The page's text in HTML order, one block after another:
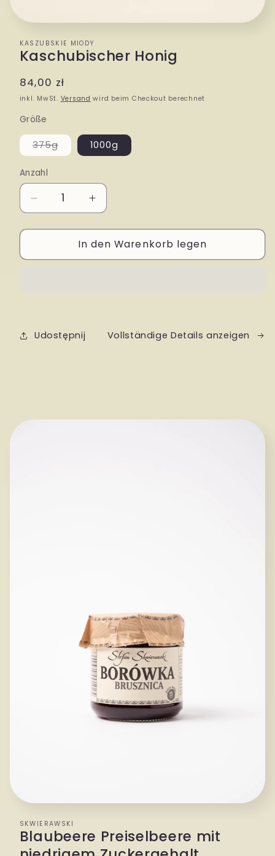
KASZUBSKIE MIODY
Kaschubischer Honig
Normaler
Preis
84,00 zł
inkl. MwSt. Versand wird beim Checkout berechnet
Größe
375g
Variante
oder
nicht
verfügbar
1000g
Anzahl
die
Erhöhe
die
Menge
In den Warenkorb legen
Udostępnij Vollständige Details anzeigen
SKWIERAWSKI
Blaubeere Preiselbeere mit